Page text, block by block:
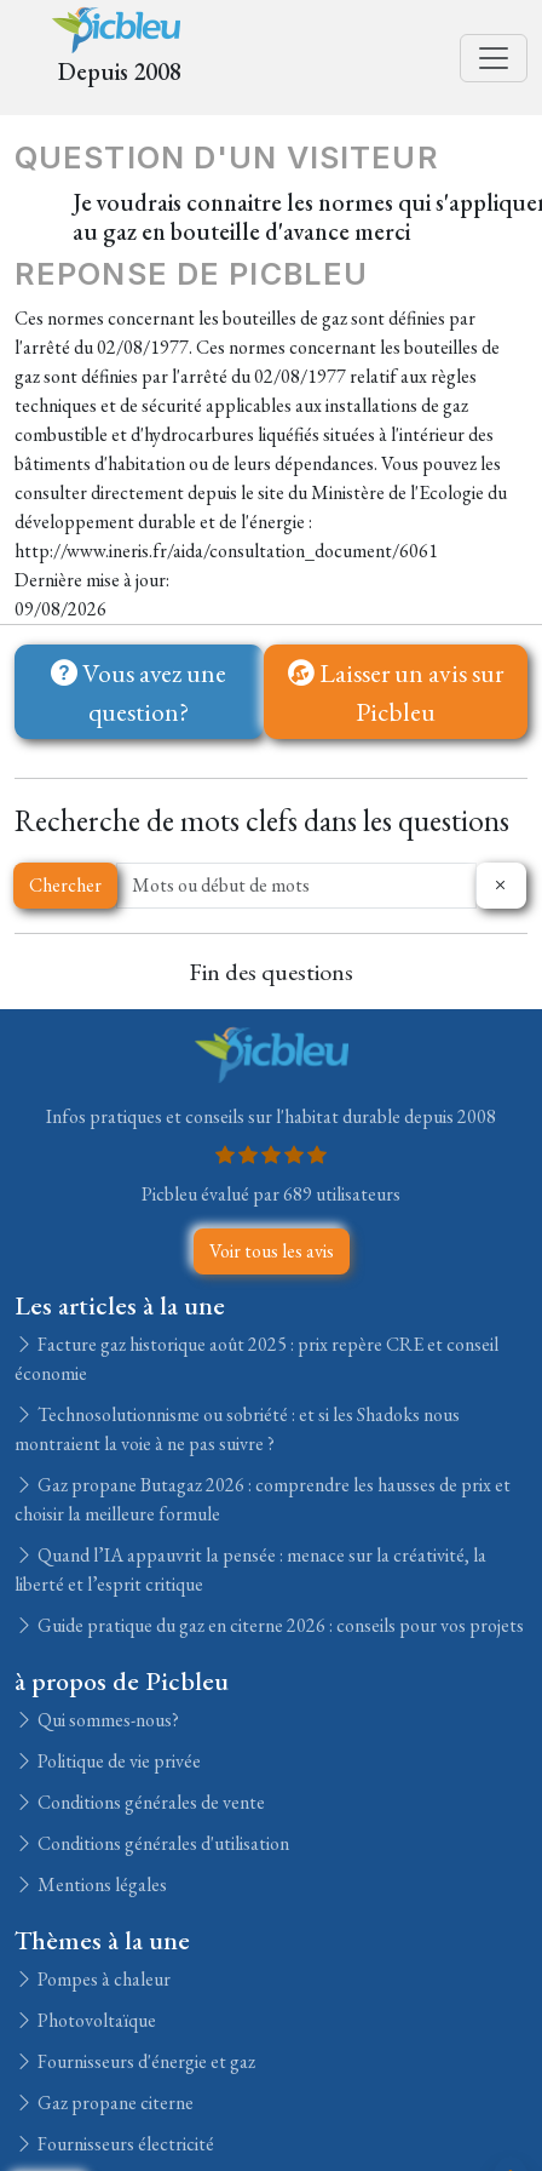
Depuis 2008
QUESTION D'UN VISITEUR
Je voudrais connaitre les normes qui
au gaz en bouteille d'avance merci
REPONSE DE PICBLEU
Ces normes concernant les bouteilles de gaz sont définies par
l'arrêté du 02/08/1977. Ces normes concernant les bouteilles de
gaz sont définies par l'arrêté du 02/08/1977 relatif aux règles
techniques et de sécurité applicables aux installations de gaz
combustible et d'hydrocarbures liquéfiés situées à l'intérieur des
bâtiments d'habitation ou de leurs dépendances. Vous pouvez les
consulter directement depuis le site du Ministère de l'Ecologie du
développement durable et de l'énergie :
http://www.ineris.fr/aida/consultation_document/6061
Dernière mise à jour:
09/08/2026
Vous avez une
question?
Laisser un avis sur
Picbleu
Recherche de mots clefs dans les questions
Chercher
Fin des questions
Infos pratiques et conseils sur l'habitat durable depuis 2008
Picbleu évalué par 689 utilisateurs
Voir tous les avis
Les articles à la une
Facture gaz historique août 2025 : prix repère CRE et conseil
économie
Technosolutionnisme ou sobriété : et si les Shadoks nous
montraient la voie à ne pas suivre ?
Gaz propane Butagaz 2026 : comprendre les hausses de prix et
choisir la meilleure formule
Quand l’IA appauvrit la pensée : menace sur la créativité, la
liberté et l’esprit critique
Guide pratique du gaz en citerne 2026 : conseils pour vos projets
à propos de Picbleu
Qui sommes-nous?
Politique de vie privée
Conditions générales de vente
Conditions générales d'utilisation
Mentions légales
Thèmes à la une
Pompes à chaleur
Photovoltaïque
Fournisseurs d'énergie et gaz
Gaz propane citerne
Fournisseurs électricité